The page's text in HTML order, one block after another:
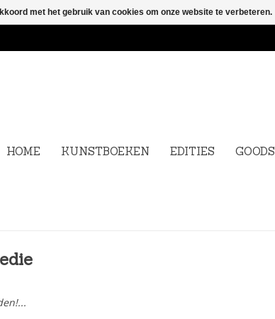
HOME KUNSTBOEKEN EDITIES GOODS
met het gebruik van cookies om onze website te verbeteren.